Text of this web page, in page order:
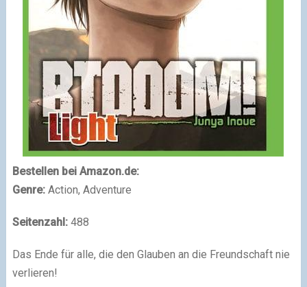
Bestellen bei Amazon.de:
Genre:Action, Adventure
Seitenzahl:488
Das Ende für alle, die den Glauben an die Freundschaft nie
verlieren!